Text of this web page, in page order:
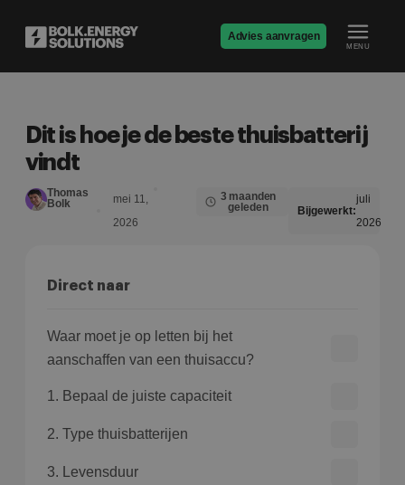
Advies aanvragen
MENU
Dit is hoe je de beste thuisbatterij
vindt
Thomas
Bolk
mei 11,
2026
3 maanden
geleden
Bijgewerkt:
juli
2026
Direct naar
Waar moet je op letten bij het
aanschaffen van een thuisaccu?
1. Bepaal de juiste capaciteit
2. Type thuisbatterijen
3. Levensduur